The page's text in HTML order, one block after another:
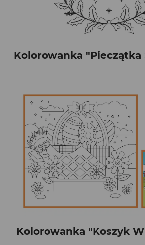
Kolorowanka "Pieczątka
Kolorowanka "Koszyk